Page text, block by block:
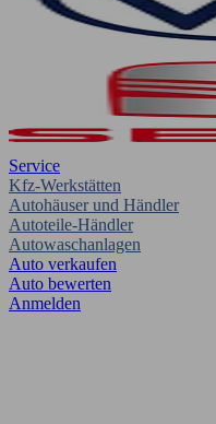
Service
Kfz-Werkstätten
Autohäuser und Händler
Autoteile-Händler
Autowaschanlagen
Auto verkaufen
Auto bewerten
Anmelden